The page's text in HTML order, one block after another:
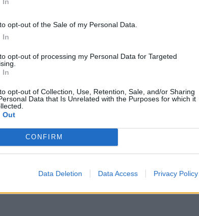
opt-out of the Sale of my Personal Data.
In
opt-out of processing my Personal Data for Targeted
In
opt-out of Collection, Use, Retention, Sale, and/or Sharing
Data that Is Unrelated with the Purposes for which it
Out
CONFIRM
Data Deletion Data Access Privacy Policy